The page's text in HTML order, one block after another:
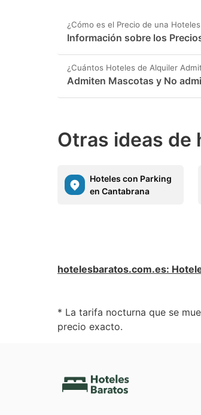
¿Cómo es el Precio de una
Información sobre los
¿Cuántos Hoteles de Alquiler
Admiten Mascotas y No
Otras ideas de
Hoteles con Parking
en Cantabrana
hotelesbaratos.com.es:
* La tarifa nocturna que se
precio exacto.